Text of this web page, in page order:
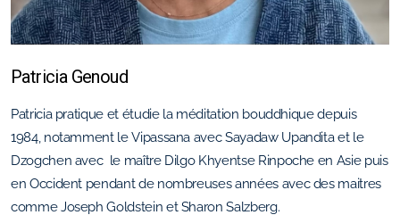
Patricia Genoud
Patricia pratique et étudie la méditation bouddhique depuis
1984, notamment le Vipassana avec Sayadaw Upandita et le
Dzogchen avec le maître Dilgo Khyentse Rinpoche en Asie puis
en Occident pendant de nombreuses années avec des maitres
comme Joseph Goldstein et Sharon Salzberg.